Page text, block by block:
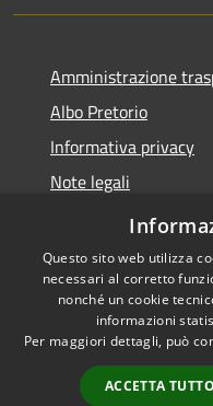
Amministrazione
Albo Pretorio
Informativa privacy
Note legali
Dichiarazione di
Accessibilità
Questo sito web utilizza
necessari al corretto
nonché un cookie
informazioni
Per maggiori dettagli, può
ACCETTA TUTTO